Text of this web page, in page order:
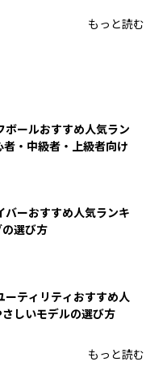
もっと読む
ボールおすすめ人気ラン
・中級者・上級者向け
バーおすすめ人気ランキ
選び方
ーティリティおすすめ人
しいモデルの選び方
もっと読む